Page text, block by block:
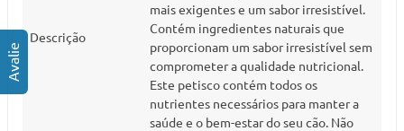
Descrição
mais exigentes e um sabor irresistível.
Contém ingredientes naturais que
proporcionam um sabor irresistível sem
comprometer a qualidade nutricional.
Este petisco contém todos os
nutrientes necessários para manter a
saúde e o bem-estar do seu cão. Não